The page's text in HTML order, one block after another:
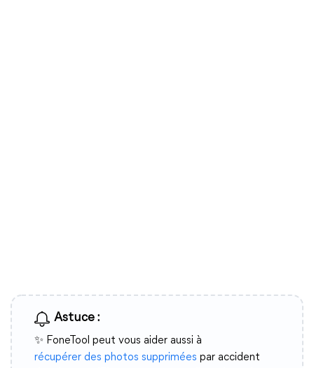
Astuce :
✨ FoneTool peut vous aider aussi à
récupérer des photos supprimées par accident